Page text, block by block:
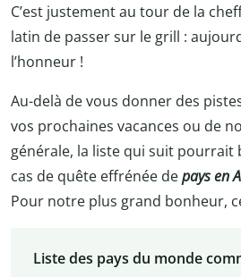
C’est justement au tour de la
latin de passer sur le grill :
l’honneur !
Au-delà de vous donner des
vos prochaines vacances ou de
générale, la liste qui suit pourrait
cas de quête effrénée depays en A
Pour notre plus grand bonheur,
Liste des pays du monde